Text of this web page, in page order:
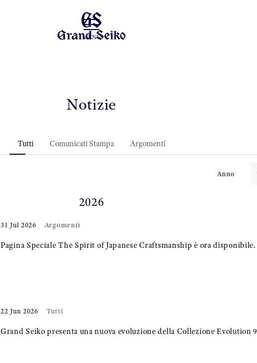
MENU
Notizie
Tutti Comunicati Stampa Argomenti
Anno
2026
31 Jul 2026 Argomenti
Pagina Speciale The Spirit of Japanese Craftsmanship è ora disponibile.
22 Jun 2026 Tutti
Grand Seiko presenta una nuova evoluzione della Collezione Evolution 9